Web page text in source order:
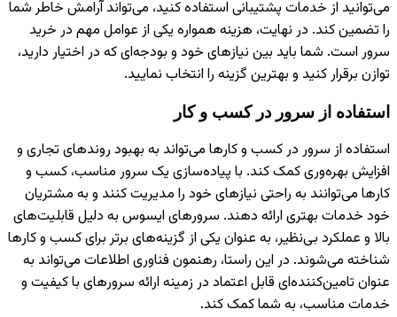
می‌توانید از خدمات پشتیبانی استفاده کنید، می‌تواند آرامش خاطر شما
را تضمین کند. در نهایت، هزینه همواره یکی از عوامل مهم در خرید
سرور است. شما باید بین نیازهای خود و بودجه‌ای که در اختیار دارید،
توازن برقرار کنید و بهترین گزینه را انتخاب نمایید.
استفاده از سرور در کسب و کار
استفاده از سرور در کسب و کارها می‌تواند به بهبود روندهای تجاری و
افزایش بهره‌وری کمک کند. با پیاده‌سازی یک سرور مناسب، کسب و
کارها می‌توانند به راحتی نیازهای خود را مدیریت کنند و به مشتریان
خود خدمات بهتری ارائه دهند. سرورهای ایسوس به دلیل قابلیت‌های
بالا و عملکرد بی‌نظیر، به عنوان یکی از گزینه‌های برتر برای کسب و کارها
شناخته می‌شوند. در این راستا، رهنمون فناوری اطلاعات می‌تواند به
عنوان تامین‌کننده‌ای قابل اعتماد در زمینه ارائه سرورهای با کیفیت و
خدمات مناسب، به شما کمک کند.